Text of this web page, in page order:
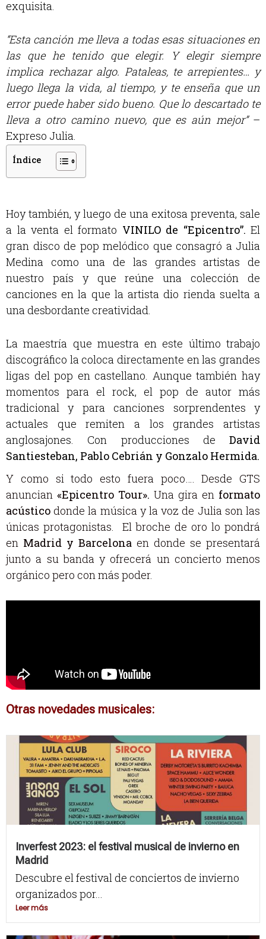
exquisita.
“Esta canción me lleva a todas esas situaciones en
las que he tenido que elegir. Y elegir siempre
implica rechazar algo. Pataleas, te arrepientes… y
luego llega la vida, al tiempo, y te enseña que un
error puede haber sido bueno. Que lo descartado te
lleva a otro camino nuevo, que es aún mejor”–
Expreso Julia.
Índice
Hoy también, y luego de una exitosa preventa, sale
a la venta el formato VINILO de “Epicentro”. El
gran disco de pop melódico que consagró a Julia
Medina como una de las grandes artistas de
nuestro país y que reúne una colección de
canciones en la que la artista dio rienda suelta a
una desbordante creatividad.
La maestría que muestra en este último trabajo
discográfico la coloca directamente en las grandes
ligas del pop en castellano. Aunque también hay
momentos para el rock, el pop de autor más
tradicional y para canciones sorprendentes y
actuales que remiten a los grandes artistas
anglosajones. Con producciones de David
Santiesteban, Pablo Cebrián y Gonzalo Hermida.
Y como si todo esto fuera poco…. Desde GTS
anuncian «Epicentro Tour». Una gira en formato
acústico donde la música y la voz de Julia son las
únicas protagonistas. El broche de oro lo pondrá
en Madrid y Barcelona en donde se presentará
junto a su banda y ofrecerá un concierto menos
orgánico pero con más poder.
Otras novedades musicales:
Inverfest 2023: el festival musical de invierno en
Madrid
Descubre el festival de conciertos de invierno
organizados por...
Leer más